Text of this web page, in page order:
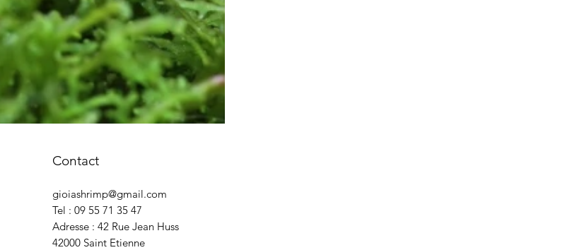
gioiashrimp@gmail.com
Tel : 09 55 71 35 47
Adresse : 42 Rue Jean Huss
42000 Saint Etienne
Contact